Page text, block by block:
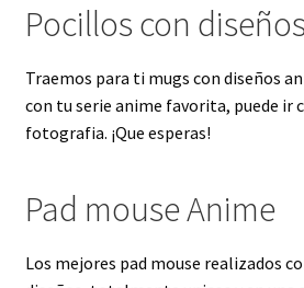
Pocillos con
Traemos para ti mugs con diseños
con tu serie anime favorita, puede ir
fotografia. ¡Que esperas!
Pad mouse Anime
Los mejores pad mouse realizados